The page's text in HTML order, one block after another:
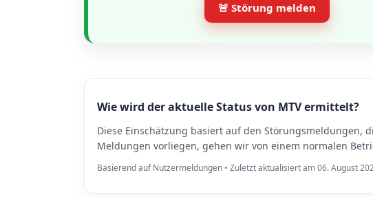
🚨 Störung melden
Wie wird der aktuelle Status von MTV ermittelt?
Diese Einschätzung basiert auf den Störungsmeldungen,
Meldungen vorliegen, gehen wir von einem normalen
Basierend auf Nutzermeldungen • Zuletzt aktualisiert am 06. August